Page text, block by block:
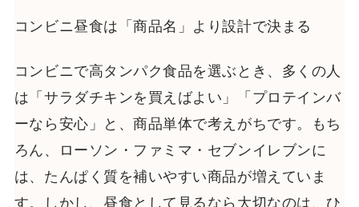
コンビニ昼食は「商品名」より設計で決まる
コンビニで高タンパク食品を選ぶとき、多くの人
は「サラダチキンを買えばよい」「プロテインバ
ーなら安心」と、商品単体で考えがちです。もち
ろん、ローソン・ファミマ・セブンイレブンに
は、たんぱく質を補いやすい商品が増えていま
す。しかし、昼食として見るなら大切なのは、ひ